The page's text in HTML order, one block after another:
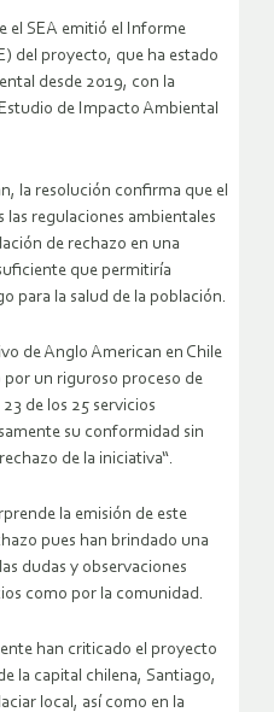
el SEA emitió el Informe
del proyecto, que ha estado
desde 2019, con la
de Impacto Ambiental
la resolución confirma que el
regulaciones ambientales
de rechazo en una
que permitiría
para la salud de la población.
de Anglo American en Chile
un riguroso proceso de
de los 25 servicios
su conformidad sin
de la iniciativa“.
la emisión de este
pues han brindado una
dudas y observaciones
como por la comunidad.
han criticado el proyecto
la capital chilena, Santiago,
local, así como en la